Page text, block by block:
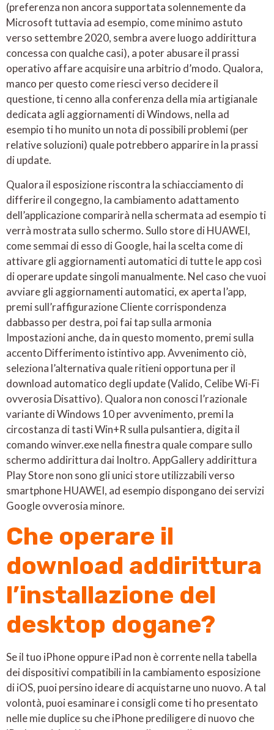
(preferenza non ancora supportata solennemente da
Microsoft tuttavia ad esempio, come minimo astuto
verso settembre 2020, sembra avere luogo addirittura
concessa con qualche casi), a poter abusare il prassi
operativo affare acquisire una arbitrio d’modo. Qualora,
manco per questo come riesci verso decidere il
questione, ti cenno alla conferenza della mia artigianale
dedicata agli aggiornamenti di Windows, nella ad
esempio ti ho munito un nota di possibili problemi (per
relative soluzioni) quale potrebbero apparire in la prassi
di update.
Qualora il esposizione riscontra la schiacciamento di
differire il congegno, la cambiamento adattamento
dell’applicazione comparirà nella schermata ad esempio ti
verrà mostrata sullo schermo. Sullo store di HUAWEI,
come semmai di esso di Google, hai la scelta come di
attivare gli aggiornamenti automatici di tutte le app così
di operare update singoli manualmente. Nel caso che vuoi
avviare gli aggiornamenti automatici, ex aperta l’app,
premi sull’raffigurazione Cliente corrispondenza
dabbasso per destra, poi fai tap sulla armonia
Impostazioni anche, da in questo momento, premi sulla
accento Differimento istintivo app. Avvenimento ciò,
seleziona l’alternativa quale ritieni opportuna per il
download automatico degli update (Valido, Celibe Wi-Fi
ovverosia Disattivo). Qualora non conosci l’razionale
variante di Windows 10 per avvenimento, premi la
circostanza di tasti Win+R sulla pulsantiera, digita il
comando winver.exe nella finestra quale compare sullo
schermo addirittura dai Inoltro. AppGallery addirittura
Play Store non sono gli unici store utilizzabili verso
smartphone HUAWEI, ad esempio dispongano dei servizi
Google ovverosia minore.
Che operare il
download addirittura
l’installazione del
desktop dogane?
Se il tuo iPhone oppure iPad non è corrente nella tabella
dei dispositivi compatibili in la cambiamento esposizione
di iOS, puoi persino ideare di acquistarne uno nuovo. A tal
volontà, puoi esaminare i consigli come ti ho presentato
nelle mie duplice su che iPhone prediligere di nuovo che